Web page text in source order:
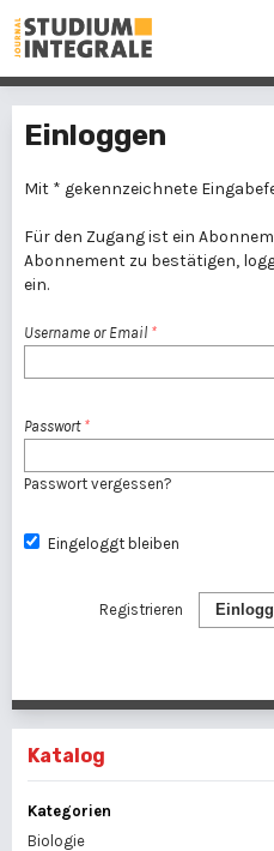
Einloggen
Mit * gekennzeichnete
Für den Zugang ist ein
Abonnement zu bestätigen,
ein.
Username or Email *
Passwort *
Passwort vergessen?
Eingeloggt bleiben
Registrieren
Katalog
Kategorien
Biologie